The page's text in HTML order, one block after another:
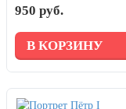
950 руб.
В КОРЗИНУ